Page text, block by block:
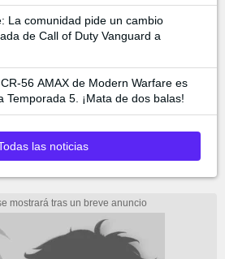
La comunidad pide un cambio
de Call of Duty Vanguard a
56 AMAX de Modern Warfare es
Temporada 5. ¡Mata de dos balas!
las noticias